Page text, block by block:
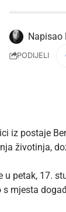
Napisao
PODIJELI
iz postaje
životinja,
u petak, 17.
s mjesta